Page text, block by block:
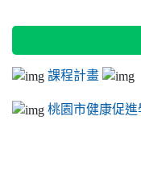
課程計畫
桃園市健康促